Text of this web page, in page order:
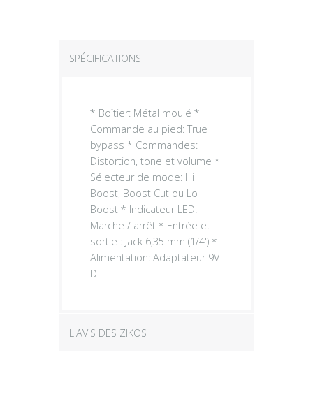
SPÉCIFICATIONS
* Boîtier: Métal moulé *
Commande au pied: True
bypass * Commandes:
Distortion, tone et volume *
Sélecteur de mode: Hi
Boost, Boost Cut ou Lo
Boost * Indicateur LED:
Marche / arrêt * Entrée et
sortie : Jack 6,35 mm (1/4') *
Alimentation: Adaptateur 9V
D
L'AVIS DES ZIKOS